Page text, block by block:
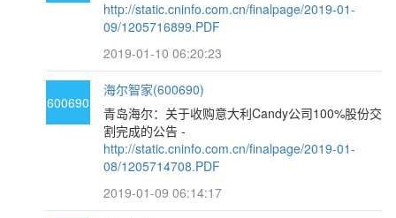
http://static.cninfo.com.cn/finalpage/2019-01-
09/1205716899.PDF
2019-01-10 06:20:23
600690
海尔智家(600690)
青岛海尔：关于收购意大利Candy公司100%股份交
割完成的公告 -
http://static.cninfo.com.cn/finalpage/2019-01-
08/1205714708.PDF
2019-01-09 06:14:17